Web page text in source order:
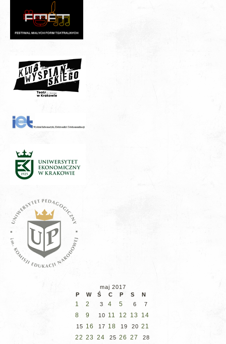
maj 2017
P
W Ś C P S N
1 2 3 4 5 6 7
8 9 10 11 12 13 14
15 16 17 18 19 20 21
22 23 24 25 26 27 28